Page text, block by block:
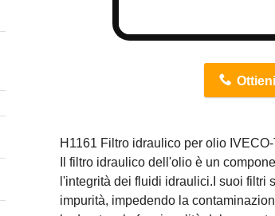
H1161 Filtro idraulico per olio
Il filtro idraulico dell'olio è un
l'integrità dei fluidi idraulici.I suoi filtri
impurità, impedendo la